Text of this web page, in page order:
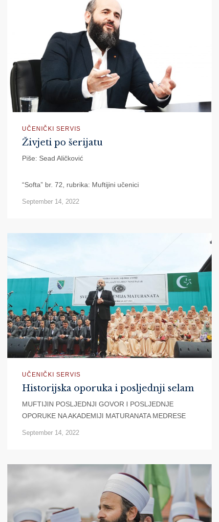
UČENIČKI SERVIS
Živjeti po šerijatu
Piše: Sead Aličković
“Softa” br. 72, rubrika: Muftijini učenici
September 14, 2022
UČENIČKI SERVIS
Historijska oporuka i posljednji selam
MUFTIJIN POSLJEDNJI GOVOR I POSLJEDNJE
OPORUKE NA AKADEMIJI MATURANATA MEDRESE
September 14, 2022